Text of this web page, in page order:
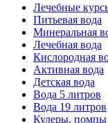
Лечебные
Питьевая вода
Минеральная
Лечебная вода
Кислородная
Активная вода
Детская вода
Вода 5 литров
Вода 19 литров
Кулеры, помпы